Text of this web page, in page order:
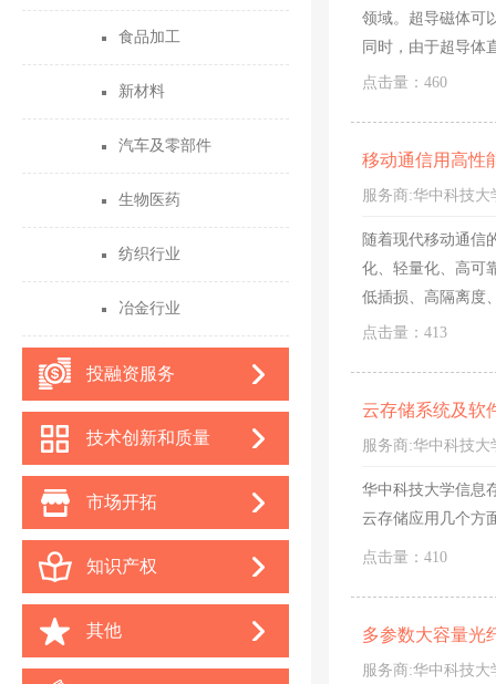
食品加工
新材料
汽车及零部件
生物医药
纺织行业
冶金行业
投融资服务
技术创新和质量
市场开拓
知识产权
其他
领域。超导磁体可
同时，由于超导体
点击量：460
移动通信用高性
服务商:华中科技大
随着现代移动通信
化、轻量化、高可
低插损、高隔离度
在研制。
点击量：413
云存储系统及软
服务商:华中科技大
华中科技大学信息
云存储应用几个方
点击量：410
多参数大容量光
服务商:华中科技大